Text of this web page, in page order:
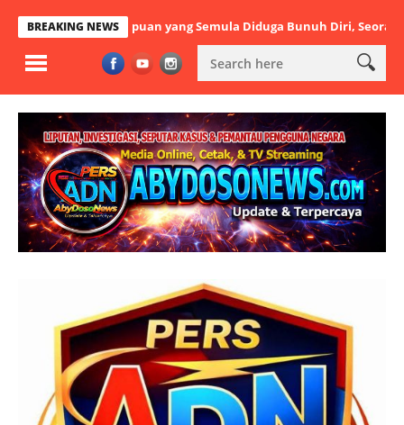
BREAKING NEWSyang Semula Diduga Bunuh Diri, Seorang Pria Jadi